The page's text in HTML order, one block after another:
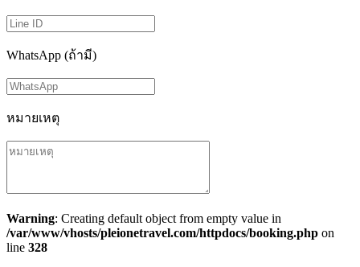
WhatsApp (ถ้ามี)
หมายเหตุ
Warning: Creating default object from empty value in
/var/www/vhosts/pleionetravel.com/httpdocs/booking.php on
line 328